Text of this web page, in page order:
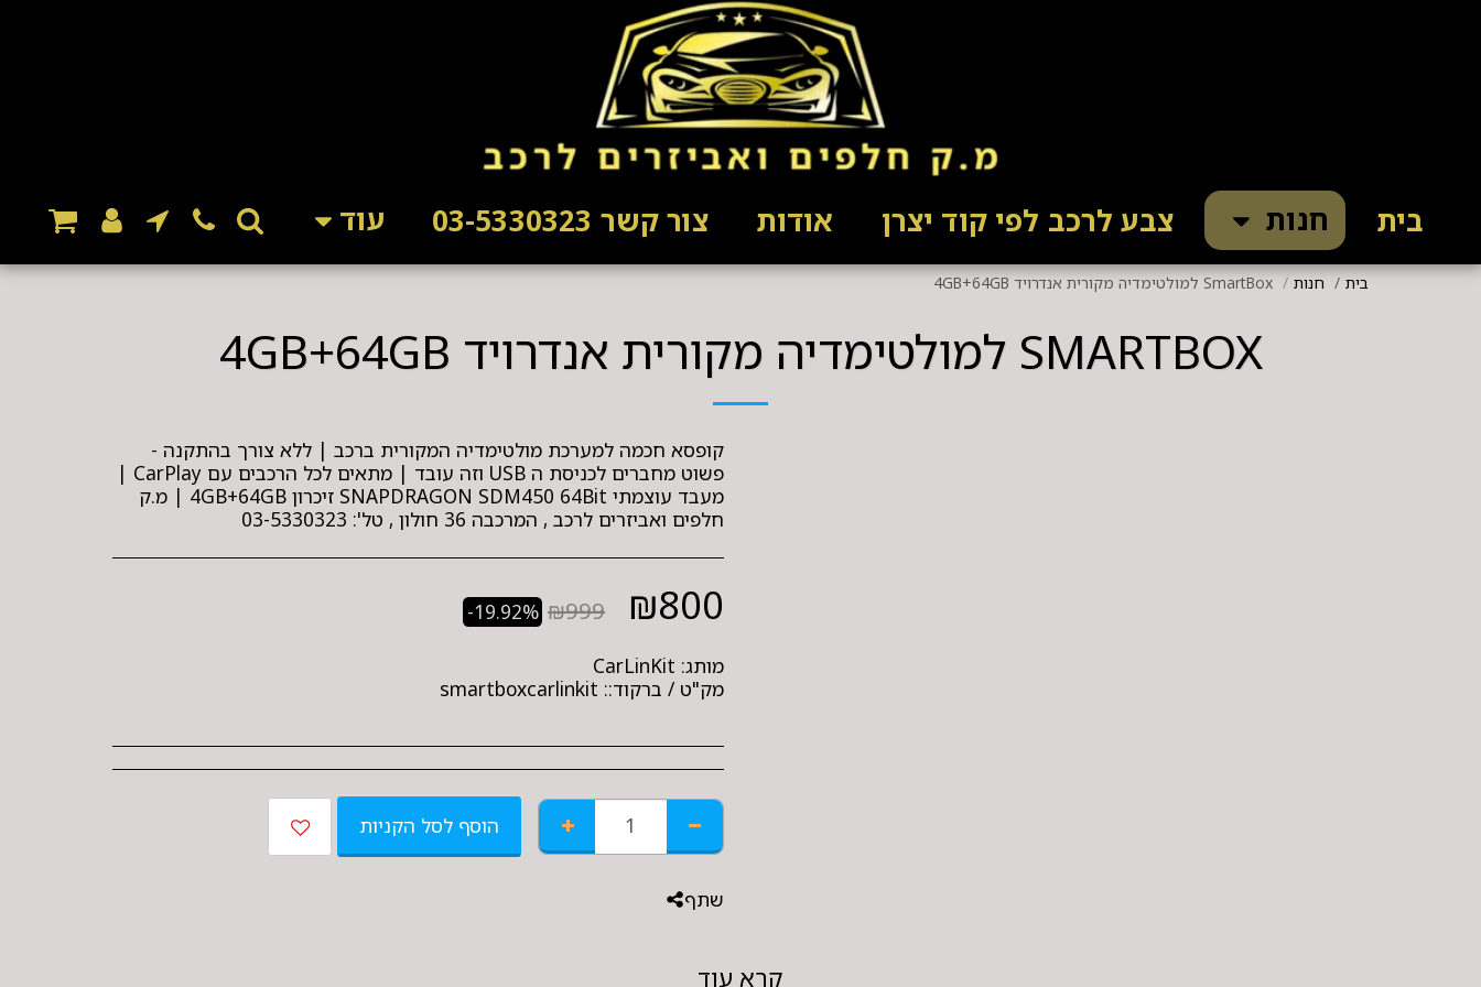
בית חנות צבע לרכב לפי קוד יצרן אודות צור קשר 03-5330323 עוד
בית חנות SmartBox למולטימדיה מקורית אנדרויד 4GB+64GB
SMARTBOX למולטימדיה מקורית אנדרויד 4GB+64GB
קופסא חכמה למערכת מולטימדיה המקורית ברכב | ללא צורך בהתקנה -
פשוט מחברים לכניסת ה USB וזה עובד | מתאים לכל הרכבים עם CarPlay |
מעבד עוצמתי SNAPDRAGON SDM450 64Bit זיכרון 4GB+64GB | מ.ק
חלפים ואביזרים לרכב , המרכבה 36 חולון , טל': 03-5330323
₪800
₪999
-19.92%
מותג: CarLinKit
מק"ט / ברקוד:: smartboxcarlinkit
הוסף לסל הקניות
שתף
קרא עוד